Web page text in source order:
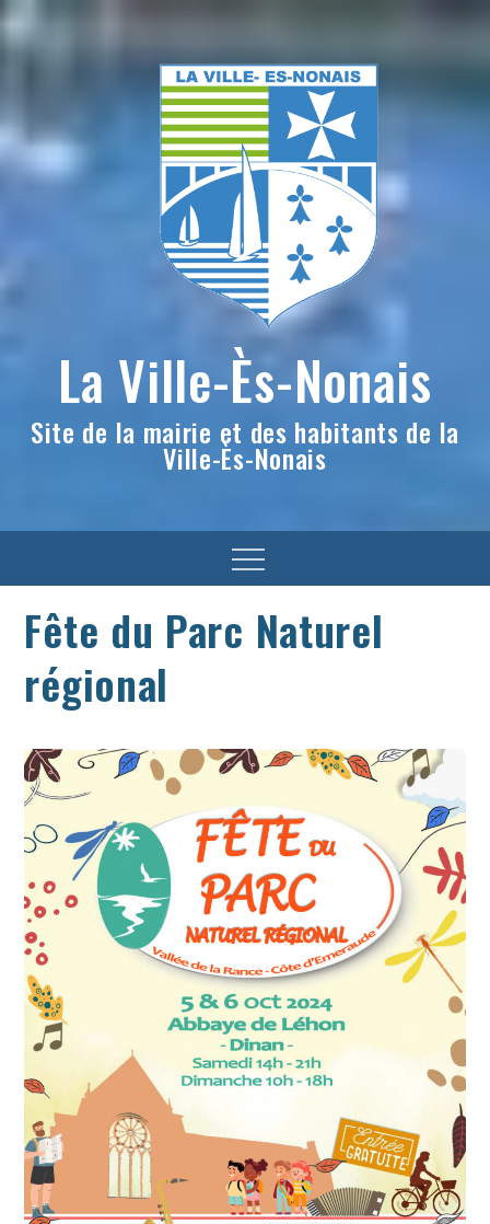
Skip
to
La Ville-Ès-Nonais
Site de la mairie et des habitants de la
Ville-Ès-Nonais
Menu
Fête du Parc Naturel
régional